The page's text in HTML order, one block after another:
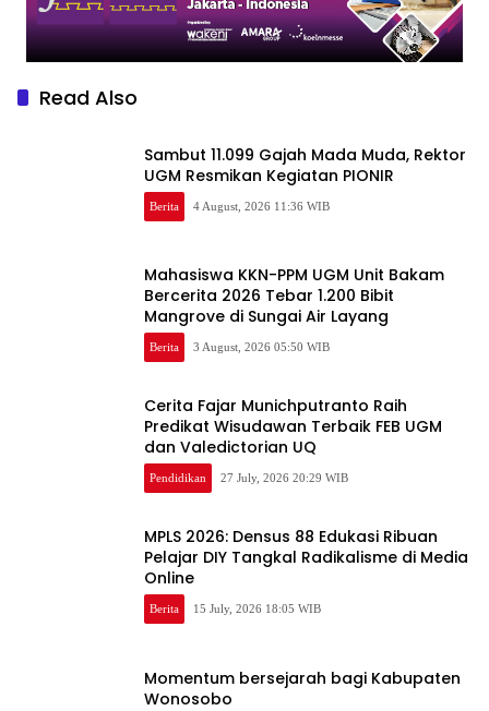
Read Also
Sambut 11.099 Gajah Mada Muda, Rektor
UGM Resmikan Kegiatan PIONIR
Berita 4 August, 2026 11:36 WIB
Mahasiswa KKN-PPM UGM Unit Bakam
Bercerita 2026 Tebar 1.200 Bibit
Mangrove di Sungai Air Layang
Berita 3 August, 2026 05:50 WIB
Cerita Fajar Munichputranto Raih
Predikat Wisudawan Terbaik FEB UGM
dan Valedictorian UQ
Pendidikan 27 July, 2026 20:29 WIB
MPLS 2026: Densus 88 Edukasi Ribuan
Pelajar DIY Tangkal Radikalisme di Media
Online
Berita 15 July, 2026 18:05 WIB
Momentum bersejarah bagi Kabupaten
Wonosobo